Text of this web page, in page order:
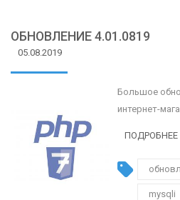
ОБНОВЛЕНИЕ 4.01.0819
05.08.2019
Большое
интернет-
ПОДРОБНЕЕ
mysqli